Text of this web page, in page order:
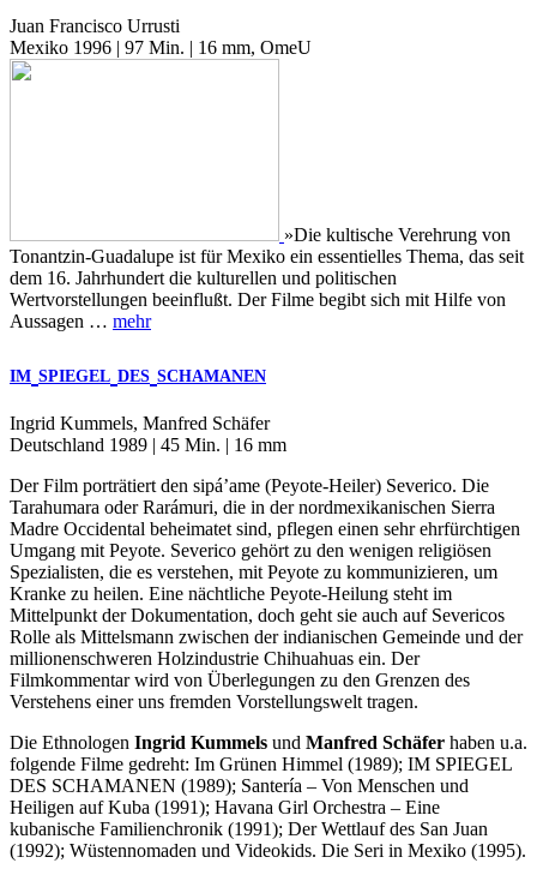
Juan Francisco Urrusti
Mexiko 1996 | 97 Min. | 16 mm, OmeU
»Die kultische Verehrung von
Tonantzin-Guadalupe ist für Mexiko ein essentielles Thema, das seit
dem 16. Jahrhundert die kulturellen und politischen
Wertvorstellungen beeinflußt. Der Filme begibt sich mit Hilfe von
Aussagen … mehr
IM SPIEGEL DES SCHAMANEN
Ingrid Kummels, Manfred Schäfer
Deutschland 1989 | 45 Min. | 16 mm
Der Film porträtiert den sipá’ame (Peyote-Heiler) Severico. Die
Tarahumara oder Rarámuri, die in der nordmexikanischen Sierra
Madre Occidental beheimatet sind, pflegen einen sehr ehrfürchtigen
Umgang mit Peyote. Severico gehört zu den wenigen religiösen
Spezialisten, die es verstehen, mit Peyote zu kommunizieren, um
Kranke zu heilen. Eine nächtliche Peyote-Heilung steht im
Mittelpunkt der Dokumentation, doch geht sie auch auf Severicos
Rolle als Mittelsmann zwischen der indianischen Gemeinde und der
millionenschweren Holzindustrie Chihuahuas ein. Der
Filmkommentar wird von Überlegungen zu den Grenzen des
Verstehens einer uns fremden Vorstellungswelt tragen.
Die Ethnologen Ingrid Kummels und Manfred Schäfer haben u.a.
folgende Filme gedreht: Im Grünen Himmel (1989); IM SPIEGEL
DES SCHAMANEN (1989); Santería – Von Menschen und
Heiligen auf Kuba (1991); Havana Girl Orchestra – Eine
kubanische Familienchronik (1991); Der Wettlauf des San Juan
(1992); Wüstennomaden und Videokids. Die Seri in Mexiko (1995).